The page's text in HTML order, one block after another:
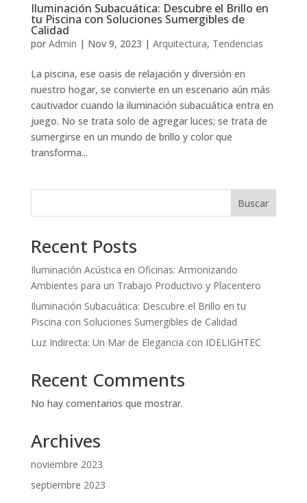
Iluminación Subacuática: Descubre el Brillo en
tu Piscina con Soluciones Sumergibles de
Calidad
por Admin | Nov 9, 2023 | Arquitectura, Tendencias
La piscina, ese oasis de relajación y diversión en
nuestro hogar, se convierte en un escenario aún más
cautivador cuando la iluminación subacuática entra en
juego. No se trata solo de agregar luces; se trata de
sumergirse en un mundo de brillo y color que
transforma...
Buscar
Recent Posts
Iluminación Acústica en Oficinas: Armonizando
Ambientes para un Trabajo Productivo y Placentero
Iluminación Subacuática: Descubre el Brillo en tu
Piscina con Soluciones Sumergibles de Calidad
Luz Indirecta: Un Mar de Elegancia con IDELIGHTEC
Recent Comments
No hay comentarios que mostrar.
Archives
noviembre 2023
septiembre 2023